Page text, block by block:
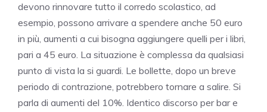
devono rinnovare tutto il corredo scolastico, ad
esempio, possono arrivare a spendere anche 50 euro
in più, aumenti a cui bisogna aggiungere quelli per i libri,
pari a 45 euro. La situazione è complessa da qualsiasi
punto di vista la si guardi. Le bollette, dopo un breve
periodo di contrazione, potrebbero tornare a salire. Si
parla di aumenti del 10%. Identico discorso per bar e